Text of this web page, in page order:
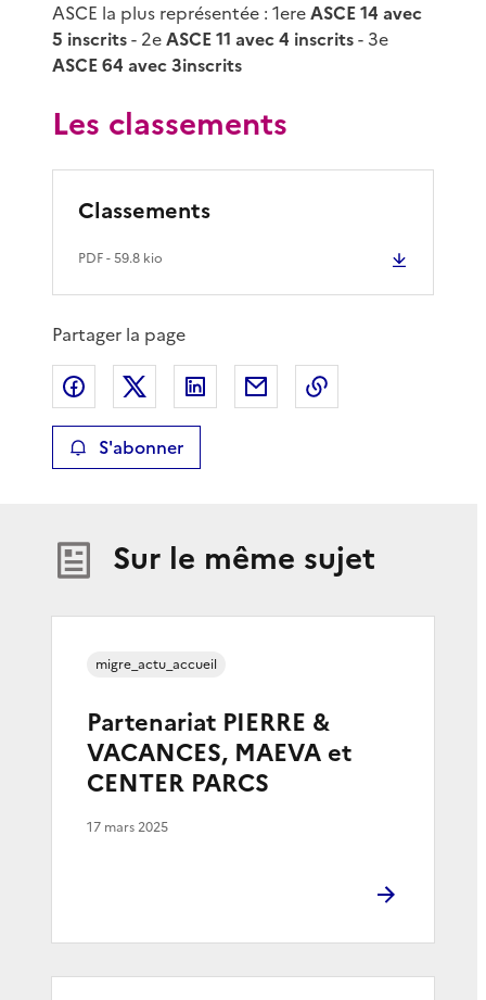
ASCE la plus représentée : 1ereASCE 14 avec
5 inscrits- 2eASCE 11 avec 4 inscrits- 3e
ASCE 64 avec 3inscrits
Les classements
Classements
PDF- 59.8 kio
Partager la page
Partager sur Facebook
Partager sur XPartager sur LinkedIn
Partager par email
S'abonner
Sur le même sujet
Partenariat PIERRE &
VACANCES, MAEVA et
CENTER PARCS
migre_actu_accueil
17 mars 2025